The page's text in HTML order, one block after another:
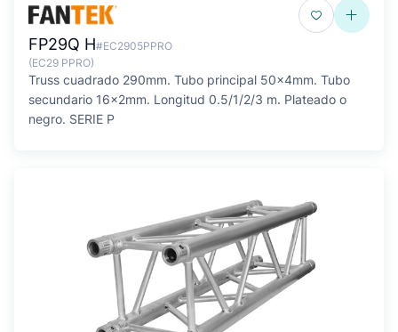
FP29Q H#EC2905PPRO
(EC29 PPRO)
Truss cuadrado 290mm. Tubo principal 50x4mm. Tubo
secundario 16x2mm. Longitud 0.5/1/2/3 m. Plateado o
negro. SERIE P